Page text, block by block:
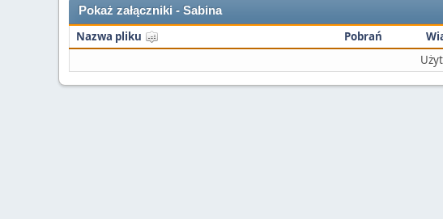
Pokaż załączniki - Sabina
Nazwa pliku Pobrań